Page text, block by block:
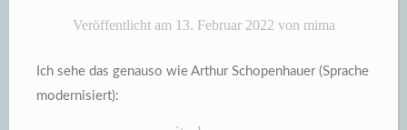
Veröffentlicht am 13. Februar 2022 von mima
Ich sehe das genauso wie Arthur Schopenhauer (Sprache
modernisiert):